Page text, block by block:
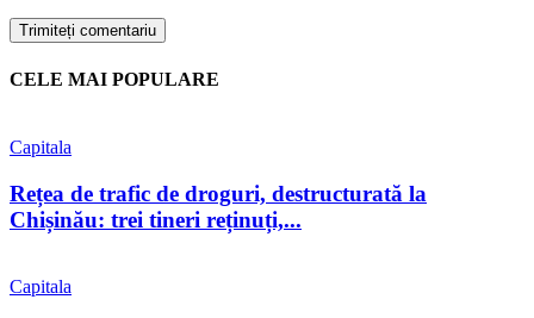
CELE MAI POPULARE
Capitala
Rețea de trafic de droguri, destructurată la
Chișinău: trei tineri reținuți,...
Capitala